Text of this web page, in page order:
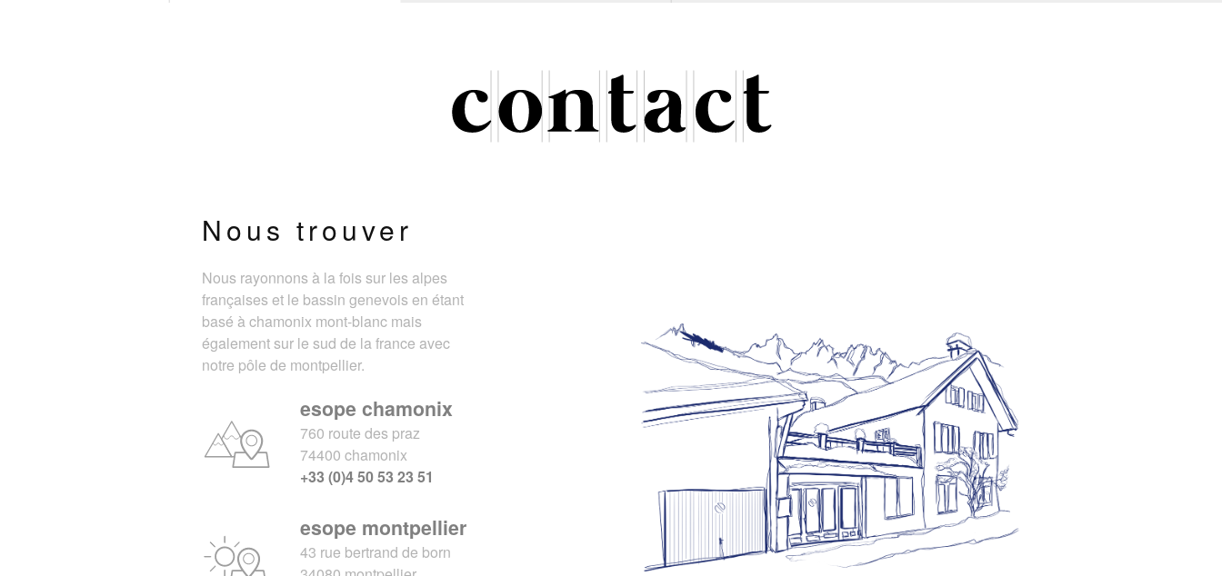
Nous trouver
Nous rayonnons à la fois sur les alpes
françaises et le bassin genevois en étant
basé à chamonix mont-blanc mais
également sur le sud de la france avec
notre pôle de montpellier.
esope chamonix
760 route des praz
74400 chamonix
+33 (0)4 50 53 23 51
esope montpellier
43 rue bertrand de born